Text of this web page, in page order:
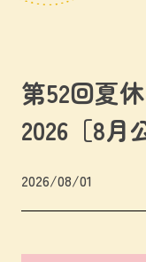
第52回夏
2026［8月
2026/08/01